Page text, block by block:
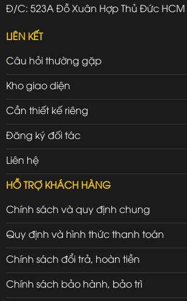
Đ/C: 523A Đỗ Xuân Hợp Thủ Đức HCM
LIÊN KẾT
Câu hỏi thường gặp
Kho giao diện
Cần thiết kế riêng
Đăng ký đối tác
Liên hệ
HỖ TRỢ KHÁCH HÀNG
Chính sách và quy định chung
Quy định và hình thức thanh toán
Chính sách đổi trả, hoàn tiền
Chính sách bảo hành, bảo trì